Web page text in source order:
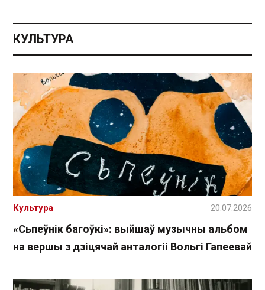
КУЛЬТУРА
«Сьпеўнік багоўкі»: выйшаў музычны альбом
на вершы з дзіцячай анталогіі Вольгі Гапеевай
Культура 20.07.2026